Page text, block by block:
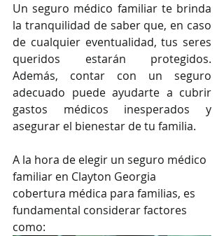
Un seguro médico familiar te brinda
la tranquilidad de saber que, en caso
de cualquier eventualidad, tus seres
queridos estarán protegidos.
Además, contar con un seguro
adecuado puede ayudarte a cubrir
gastos médicos inesperados y
asegurar el bienestar de tu familia.
A la hora de elegir un seguro médico
familiar en Clayton Georgia
cobertura médica para familias, es
fundamental considerar factores
como: